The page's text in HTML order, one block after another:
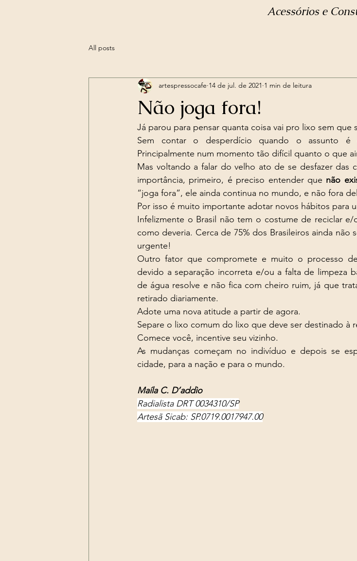
Acessórios e
All posts
Não joga fora!
artespressocafe 14 de jul. de 2021 1 min de leitura
Já parou para pensar quanta coisa vai pro lixo sem que
Sem contar o desperdício quando o assunto
Principalmente num momento tão difícil quanto o que
Mas voltando a falar do velho ato de se desfazer das
importância, primeiro, é preciso entender que não
“joga fora”, ele ainda continua no mundo, e não fora
Por isso é muito importante adotar novos hábitos para
Infelizmente o Brasil não tem o costume de reciclar
como deveria. Cerca de 75% dos Brasileiros ainda não
urgente!
Outro fator que compromete e muito o processo
devido a separação incorreta e/ou a falta de limpeza
de água resolve e não fica com cheiro ruim, já que
retirado diariamente.
Adote uma nova atitude a partir de agora.
Separe o lixo comum do lixo que deve ser destinado à
Comece você, incentive seu vizinho.
As mudanças começam no indivíduo e depois se
cidade, para a nação e para o mundo.
Maíla C. D’addìo
Radialista DRT 0034310/SP
Artesã Sicab: SP.0719.0017947.00